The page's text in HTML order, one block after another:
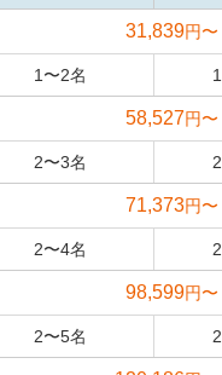
31,839円〜
1〜2名 1
58,527円〜
2〜3名 2
71,373円〜
2〜4名 2
98,599円〜
2〜5名 2